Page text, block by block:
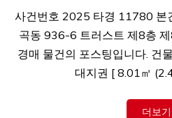
사건번호 2025 타경 11780 본
곡동 936-6 트러스트 제8층
경매 물건의 포스팅입니다. 건
대지권 [ 8.01㎡
더보기